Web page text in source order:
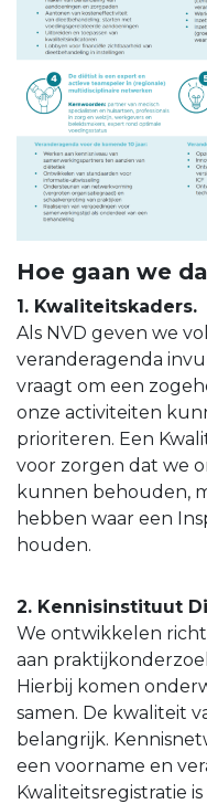
Hoe gaan we
1. Kwaliteitskaders.
Als NVD geven we
veranderagenda
vraagt om een
onze activiteiten
prioriteren. Een
voor zorgen dat we
kunnen behouden,
hebben waar een
houden.
2. Kennisinstituut
We ontwikkelen
aan
Hierbij komen
samen. De kwaliteit
belangrijk.
een voorname en
Kwaliteitsregistratie